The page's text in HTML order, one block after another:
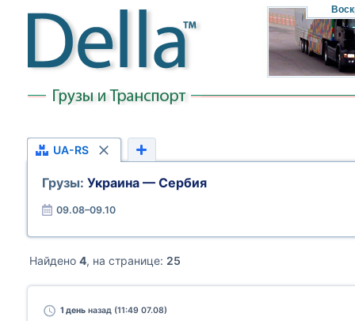
UA-RS
Грузы: Украина — Сербия
09.08–09.10
Найдено 4, на странице: 25
1 день назад (11:49 07.08)